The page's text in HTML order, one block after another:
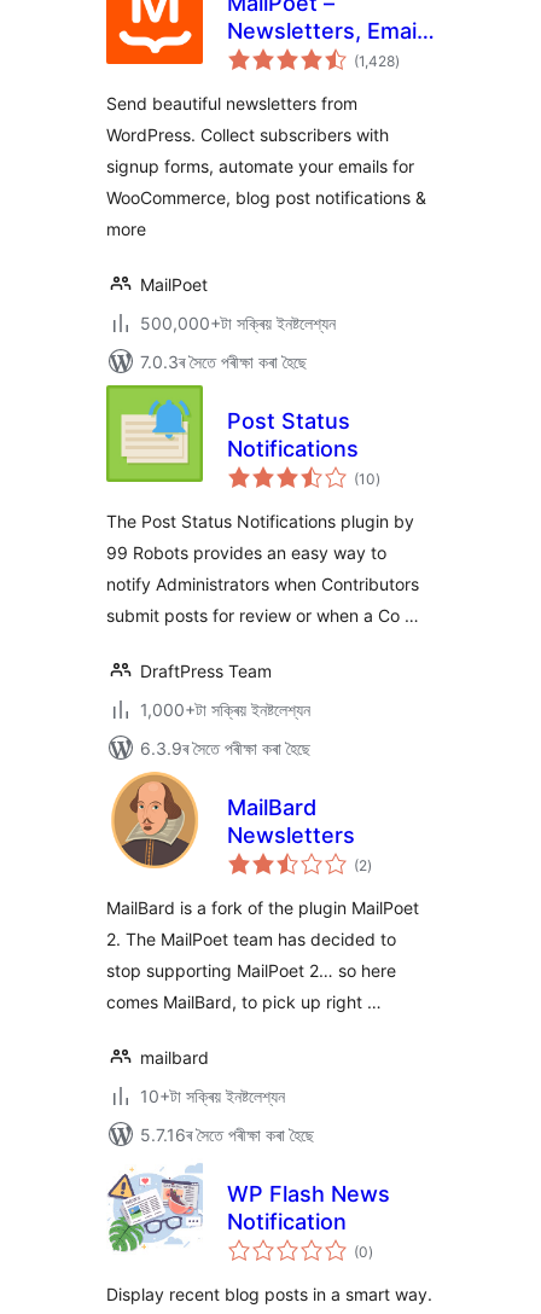
Newsletters, Email
Marketing, and
(1,428টা
মুঠ)
Send beautiful newsletters from
WordPress. Collect subscribers with
signup forms, automate your emails for
WooCommerce, blog post notifications &
more
MailPoet
500,000+টা সক্ৰিয় ইনষ্টলেশ্যন
7.0.3ৰ সৈতে পৰীক্ষা কৰা হৈছে
Post Status
Notifications
(10টা
মুঠ)
The Post Status Notifications plugin by
99 Robots provides an easy way to
notify Administrators when Contributors
submit posts for review or when a Co …
DraftPress Team
1,000+টা সক্ৰিয় ইনষ্টলেশ্যন
6.3.9ৰ সৈতে পৰীক্ষা কৰা হৈছে
MailBard
Newsletters
(2টা
মুঠ)
MailBard is a fork of the plugin MailPoet
2. The MailPoet team has decided to
stop supporting MailPoet 2… so here
comes MailBard, to pick up right …
mailbard
10+টা সক্ৰিয় ইনষ্টলেশ্যন
5.7.16ৰ সৈতে পৰীক্ষা কৰা হৈছে
WP Flash News
Notification
(0টা
মুঠ)
Display recent blog posts in a smart way.